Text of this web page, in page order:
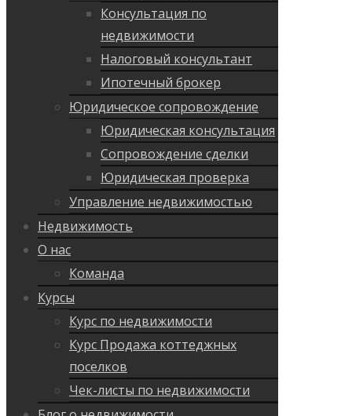
Консультация по
недвижимости
Налоговый консультант
Ипотечный брокер
Юридическое сопровождение
Юридическая консультация
Сопровождение сделки
Юридическая проверка
Управление недвижимостью
Недвижимость
О нас
Команда
Курсы
Курс по недвижимости
Курс Продажа коттеджных
поселков
Чек-листы по недвижимости